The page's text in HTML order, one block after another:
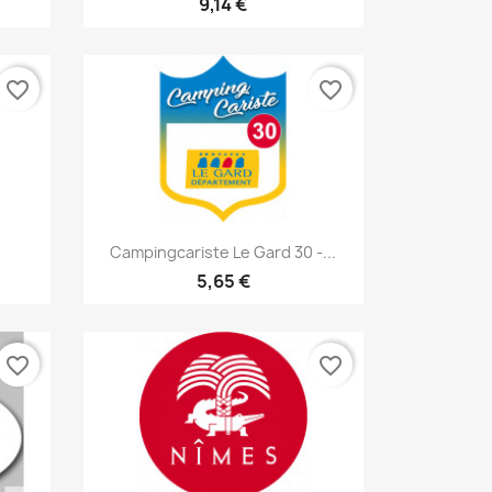
favorite_border
Aperçu rapide
Campingcariste Le Gard 30 -...
5,65 €
favorite_border
favorite_border favorite_border